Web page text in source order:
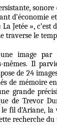
d’économie
Jetée »,
le
image
mêmes. Il
de 24
de mémoire
grande
de Trevor
fil d’Ariane,
recherche